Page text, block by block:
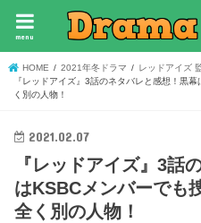
menu
HOME 2021年冬ドラマ
レッドアイズ
『レッドアイズ』3話のネタバレと感想！黒
く別の人物！
2021.02.07
『レッドアイズ』3話
はKSBCメンバーでも
全く別の人物！